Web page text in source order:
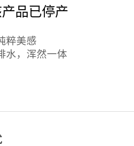
产品已停产
粹美感
水，浑然一体